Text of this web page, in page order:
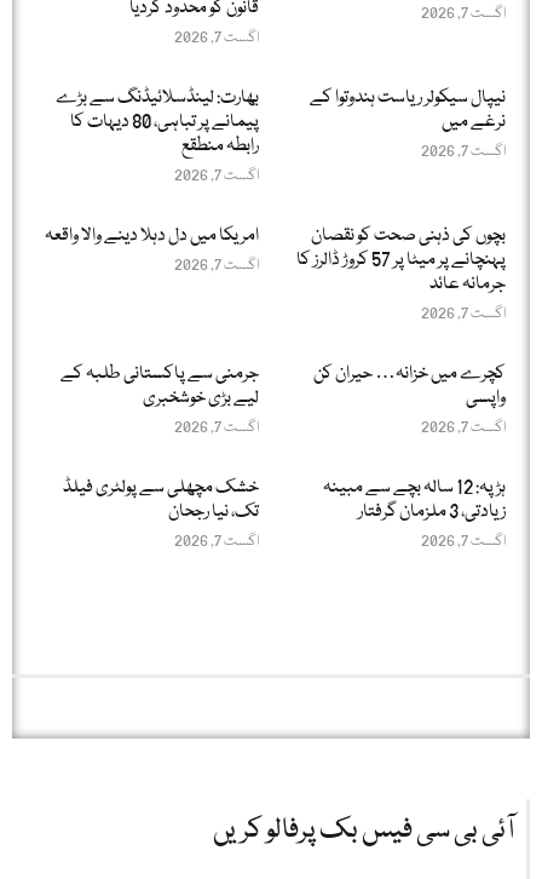
اگست 7, 2026
قانون کو محدود کردیا
اگست 7, 2026
نیپال سیکولر ریاست ہندوتوا کے
نرغے میں
اگست 7, 2026
بھارت: لینڈسلائیڈنگ سے بڑے
پیمانے پر تباہی، 80 دیہات کا
رابطہ منطقع
اگست 7, 2026
بچوں کی ذہنی صحت کو نقصان
پہنچانے پر میٹا پر 57 کروڑ ڈالرز کا
جرمانہ عائد
اگست 7, 2026
امریکا میں دل دہلا دینے والا واقعہ
اگست 7, 2026
کچرے میں خزانہ… حیران کن
واپسی
اگست 7, 2026
جرمنی سے پاکستانی طلبہ کے
لیے بڑی خوشخبری
اگست 7, 2026
ہڑپہ: 12 سالہ بچے سے مبینہ
زیادتی، 3 ملزمان گرفتار
اگست 7, 2026
خشک مچھلی سے پولٹری فیلڈ
تک، نیا رجحان
اگست 7, 2026
آئی بی سی فیس بک پرفالو کریں